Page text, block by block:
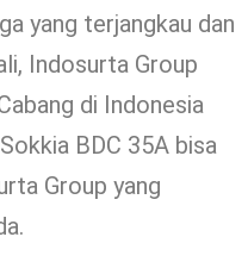
yang terjangkau dan
Indosurta Group
di Indonesia
BDC 35A bisa
Group yang